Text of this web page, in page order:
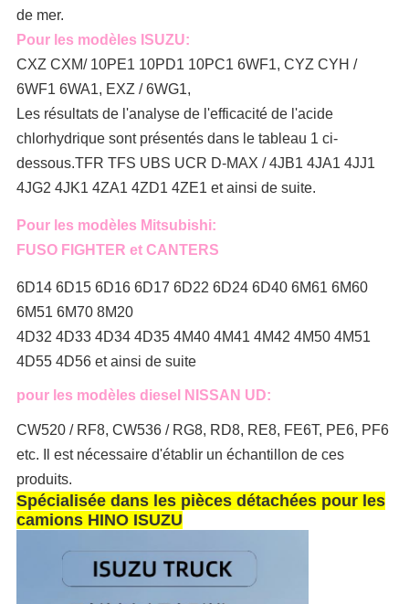
de mer.
Pour les modèles ISUZU:
CXZ CXM/ 10PE1 10PD1 10PC1 6WF1, CYZ CYH /
6WF1 6WA1, EXZ / 6WG1,
Les résultats de l'analyse de l'efficacité de l'acide
chlorhydrique sont présentés dans le tableau 1 ci-
dessous.TFR TFS UBS UCR D-MAX / 4JB1 4JA1 4JJ1
4JG2 4JK1 4ZA1 4ZD1 4ZE1 et ainsi de suite.
Pour les modèles Mitsubishi:
FUSO FIGHTER et CANTERS
6D14 6D15 6D16 6D17 6D22 6D24 6D40 6M61 6M60
6M51 6M70 8M20
4D32 4D33 4D34 4D35 4M40 4M41 4M42 4M50 4M51
4D55 4D56 et ainsi de suite
pour les modèles diesel NISSAN UD:
CW520 / RF8, CW536 / RG8, RD8, RE8, FE6T, PE6, PF6
etc. Il est nécessaire d'établir un échantillon de ces
produits.
Spécialisée dans les pièces détachées pour les
camions HINO ISUZU